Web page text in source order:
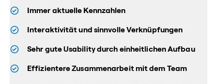
Immer aktuelle Kennzahlen
Interaktivität und sinnvolle Verknüpfungen
Sehr gute Usability durch einheitlichen Aufbau
Effizientere Zusammenarbeit mit dem Team